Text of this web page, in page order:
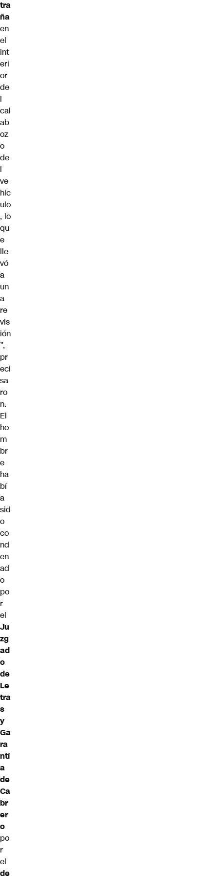
tra
ña
en
el
int
eri
or
de
l
cal
ab
oz
o
de
l
ve
híc
ulo
, lo
qu
e
lle
vó
a
un
a
re
vis
ión
”,
pr
eci
sa
ro
n.
El
ho
m
br
e
ha
bí
a
sid
o
co
nd
en
ad
o
po
r
el
Ju
zg
ad
o
de
Le
tra
s
y
Ga
ra
ntí
a
de
Ca
br
er
o
po
r
el
de